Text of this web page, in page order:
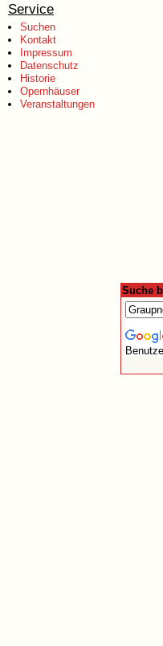
Service
Suchen
Kontakt
Impressum
Datenschutz
Historie
Opernhäuser
Veranstaltungen
Suche